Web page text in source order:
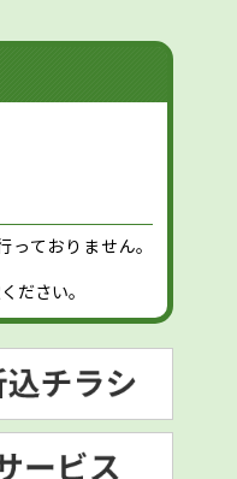
ておりません。
ださい。